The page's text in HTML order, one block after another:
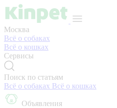
Москва
Всё о собаках
Всё о кошках
Сервисы
Поиск по статьям
Всё о собаках Всё о кошках
Объявления